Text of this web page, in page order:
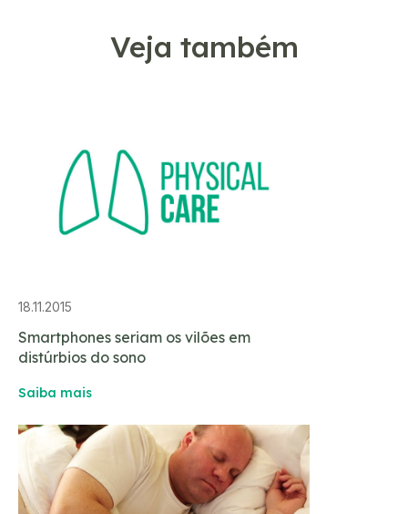
Veja também
18.11.2015
Smartphones seriam os vilões em
distúrbios do sono
Saiba mais